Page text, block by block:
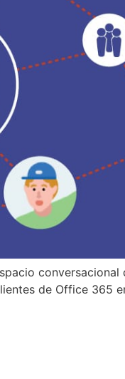
de Office 365